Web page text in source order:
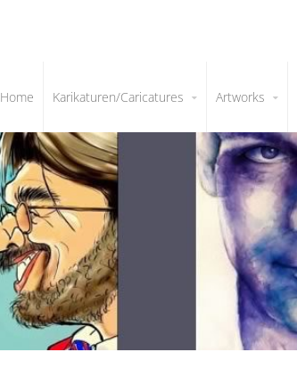
Home Karikaturen/Caricatures Artworks